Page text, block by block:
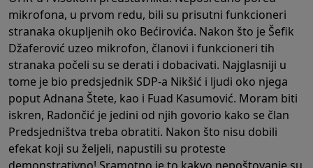
mikrofona, u prvom redu, bili su prisutni funkcioneri
stranaka okupljenih oko Bećirovića. Nakon što je Šefik
Džaferović uzeo mikrofon, članovi i funkcioneri tih
stranaka počeli su se derati i dobacivati. Najglasniji u
tome je bio predsjednik SDP-a Nikšić i ljudi oko njega
poput Adnana Štete, kao i Fuad Kasumović. Moram biti
iskren, Radončić je jedini od njih govorio kako se član
Predsjedništva treba obratiti. Nakon što nisu dobili
efekat koji su željeli, napustili su proteste